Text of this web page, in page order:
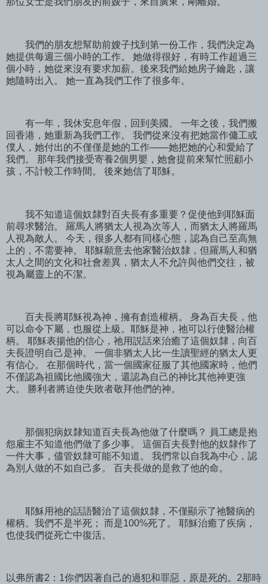
我們的朋友想幫助前嫂子找到第一份工作，我們決定為
她提供每週三個小時的工作。 她做得很好，有時工作超過三
個小時，她從來沒有要求加薪。後來我們給她房子鑰匙，讓
她隨時出入。 她一直為我們工作了很多年。
有一年，我休安息年假，回到美國。 一年之後，我們搬
回香港，她重新為我們工作。 我們從來沒有把她當作傭工或
僕人，她付出的不僅僅是她的工作——她把她的心和愛給了
我們。 那年我們接受寄養2個男嬰，她會提前來幫忙照顧小
孩，不計較工作時間。 後來她信了耶穌。
我不知道這個奴隸對百夫長有多重要？促使他到耶穌面
前尋求醫治。 羅馬人將猶太人視為次等人，而猶太人將羅馬
人視為敵人。 今天，很多人都有同樣心態，認為自己至高無
上的，不需要神。 耶穌願意去他家醫治奴隸，但羅馬人和猶
太人之間的文化和社會差異，猶太人不允許與他們交往，被
視為屬靈上的不潔。
百夫長將耶穌視為神，擁有創造權柄。 身為百夫長，他
可以命令下屬，也服從上級。耶穌是神，祂可以行使醫治權
柄。 耶穌表揚他的信心，祂用説話來治癒了這個奴隸，向百
夫長證明自己是神。 一個非猶太人比一生讀聖經的猶太人更
有信心。 在那個時代，當一個國家征服了其他國家時，他們
不僅認為祖國比他國強大，還認為自己的神比其他神更強
大。 勝利者將迫使失敗者敬拜他們的神。
那個犯病奴隸知道百夫長為他做了什麼嗎？ 員工總是抱
怨雇主不知道他們做了多少事。 這個百夫長對他的奴隸作了
一件大事，儘管奴隸可能不知道。 我們常以自我為中心，認
為別人做的不如自己多。 百夫長做的是救了他的命。
耶穌用祂的話語醫治了這個奴隸，不僅顯示了祂醫病的
權柄。我們不是半死； 而是100%死了。 耶穌治癒了疾病，
也使我們從死亡中復活。
以弗所書2：1你們因著自己的過犯和罪惡，原是死的。2那時